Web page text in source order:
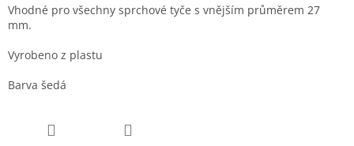
Vhodné pro všechny sprchové tyče s vnějším průměrem 27
mm.
Vyrobeno z plastu
Barva šedá